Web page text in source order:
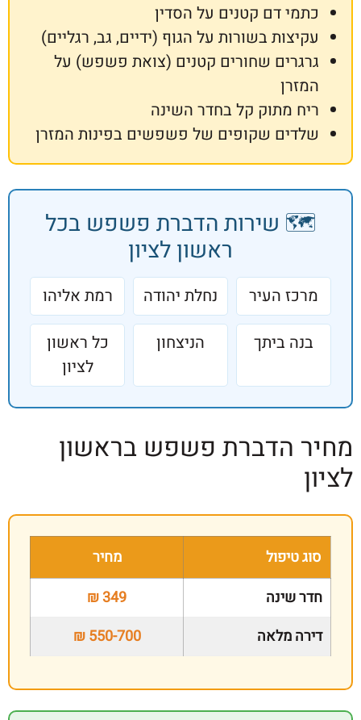
דם קטנים על הסדין
בשורות על הגוף (ידיים, גב, רגליים)
שחורים קטנים (צואת פשפש) על
מתוק קל בחדר השינה
שקופים של פשפשים בפינות המזרן
שירות הדברת פשפש בכל
ראשון לציון
העיר נחלת יהודה
רמת אליהו
ביתך
הניצחון
כל ראשון
הדברת פשפש בראשון
טיפול
שינה
מלאה
550-700 ₪